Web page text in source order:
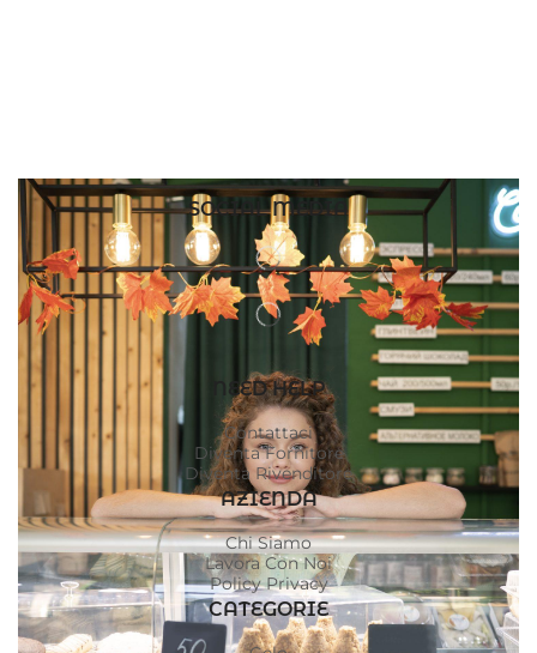
SOCIAL MEDIA
NEED HELP
Contattaci
Diventa Fornitore
Diventa Rivenditore
AZIENDA
Chi Siamo
Lavora Con Noi
Policy Privacy
CATEGORIE